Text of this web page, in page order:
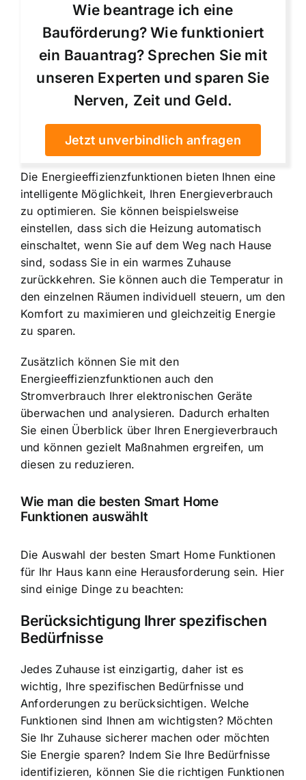
Wie beantrage ich eine
Bauförderung? Wie funktioniert
ein Bauantrag? Sprechen Sie mit
unseren Experten und sparen Sie
Nerven, Zeit und Geld.
Jetzt unverbindlich anfragen
Die Energieeffizienzfunktionen bieten Ihnen eine
intelligente Möglichkeit, Ihren Energieverbrauch
zu optimieren. Sie können beispielsweise
einstellen, dass sich die Heizung automatisch
einschaltet, wenn Sie auf dem Weg nach Hause
sind, sodass Sie in ein warmes Zuhause
zurückkehren. Sie können auch die Temperatur in
den einzelnen Räumen individuell steuern, um den
Komfort zu maximieren und gleichzeitig Energie
zu sparen.
Zusätzlich können Sie mit den
Energieeffizienzfunktionen auch den
Stromverbrauch Ihrer elektronischen Geräte
überwachen und analysieren. Dadurch erhalten
Sie einen Überblick über Ihren Energieverbrauch
und können gezielt Maßnahmen ergreifen, um
diesen zu reduzieren.
Wie man die besten Smart Home
Funktionen auswählt
Die Auswahl der besten Smart Home Funktionen
für Ihr Haus kann eine Herausforderung sein. Hier
sind einige Dinge zu beachten:
Berücksichtigung Ihrer spezifischen
Bedürfnisse
Jedes Zuhause ist einzigartig, daher ist es
wichtig, Ihre spezifischen Bedürfnisse und
Anforderungen zu berücksichtigen. Welche
Funktionen sind Ihnen am wichtigsten? Möchten
Sie Ihr Zuhause sicherer machen oder möchten
Sie Energie sparen? Indem Sie Ihre Bedürfnisse
identifizieren, können Sie die richtigen Funktionen